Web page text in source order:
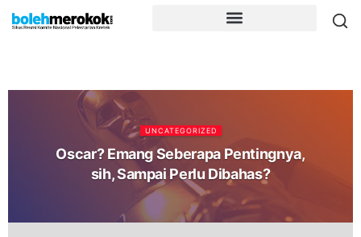
UNCATEGORIZED
Oscar? Emang Seberapa Pentingnya,
sih, Sampai Perlu Dibahas?